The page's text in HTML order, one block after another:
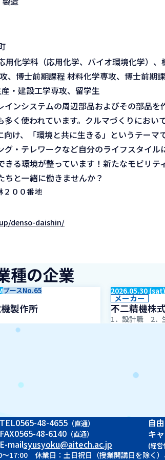
用化学科（応用化学、バイオ環境化学）
、博士前期課程 材料化学専攻、博士前期
・建設工学専攻、留学生
ンシステムの周辺部品およびその部品を
く使われています。クルマづくりにおい
け、「環境と共に生きる」というテーマ
・テレワークなど自分のライフスタイル
る環境が整っています！新たなモビリテ
ちと一緒に働きませんか？
２００番地
denso-daishin/
種の企業
ブースNo.65
製作所
2026.05.30
メーカー
不二精機株
1．設計職 2．
TEL0565-48-4655 （直通）
FAX0565-48-6140 （直通）
E-mailsyusyoku@aitech.ac.jp
自
キ
(経営
17:00 休業日：土日祝日（授業開講日を除く